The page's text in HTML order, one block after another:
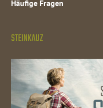
Häufige Fragen
STEINKAUZ